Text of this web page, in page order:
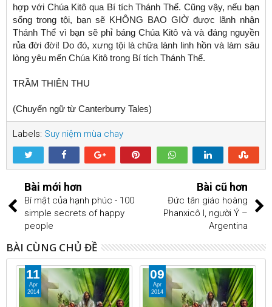
hợp với Chúa Kitô qua Bí tích Thánh Thể. Cũng vậy, nếu bạn
sống trong tội, bạn sẽ KHÔNG BAO GIỜ được lãnh nhận
Thánh Thể vì bạn sẽ phỉ báng Chúa Kitô và và đáng nguyền
rủa đời đời! Do đó, xưng tội là chữa lành linh hồn và làm sâu
lòng yêu mến Chúa Kitô trong Bí tích Thánh Thể.
TRẦM THIÊN THU
(Chuyển ngữ từ Canterburry Tales)
Labels: Suy niệm mùa chay
Bài mới hơn
Bí mật của hạnh phúc - 100
simple secrets of happy
people
Bài cũ hơn
Đức tân giáo hoàng
Phanxicô I, người Ý –
Argentina
BÀI CÙNG CHỦ ĐỀ
11
Apr
2014
09
Apr
2014